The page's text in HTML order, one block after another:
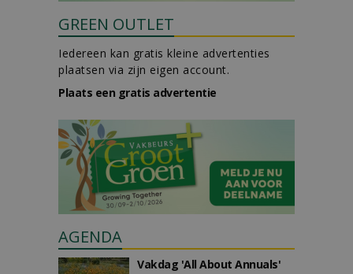
GREEN OUTLET
Iedereen kan gratis kleine advertenties
plaatsen via zijn eigen account.
Plaats een gratis advertentie
AGENDA
Vakdag 'All About Annuals'